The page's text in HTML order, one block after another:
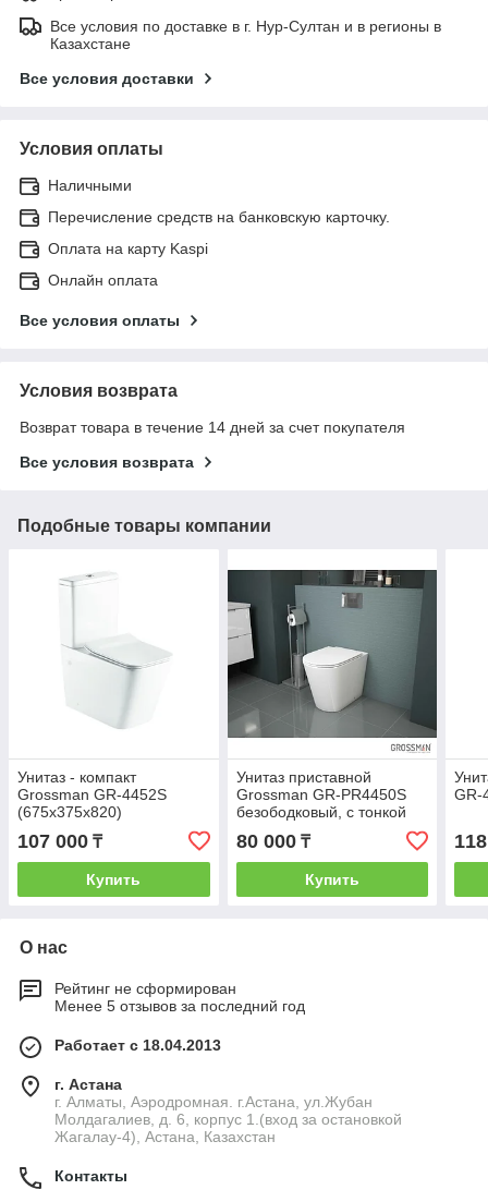
Все условия по доставке в г. Нур-Султан и в регионы в
Казахстане
Все условия доставки
Условия оплаты
Наличными
Перечисление средств на банковскую карточку.
Оплата на карту Kaspi
Онлайн оплата
Все условия оплаты
Условия возврата
Возврат товара в течение 14 дней за счет покупателя
Все условия возврата
Подобные товары компании
Унитаз - компакт
Grossman GR-4452S
(675x375x820)
107 000 ₸
Купить
Унитаз приставной
Grossman GR-PR4450S
безободковый, с тонкой
80 000₸
Купить
GR-
О нас
Рейтинг не сформирован
Менее 5 отзывов за последний год
Работает с 18.04.2013
г. Астана
г. Алматы, Аэродромная. г.Астана, ул.Жубан
Молдагалиев, д. 6, корпус 1.(вход за остановкой
Жагалау-4), Астана, Казахстан
Контакты